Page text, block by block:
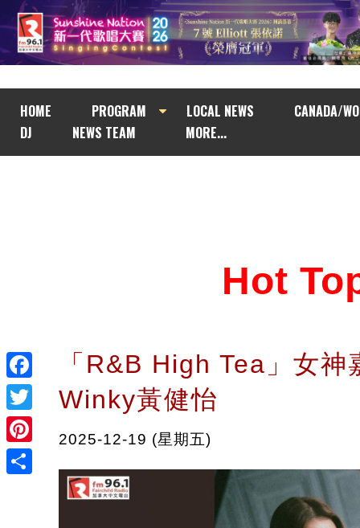
HOME PROGRAM LOCAL NEWS
CANADA/
DJ
NEWS TEAM MORE...
Facebook
Twitter
Pinterest
Hot
「R&B High Tea」女神
Winky黃健怡
2025-12-19 (星期五)